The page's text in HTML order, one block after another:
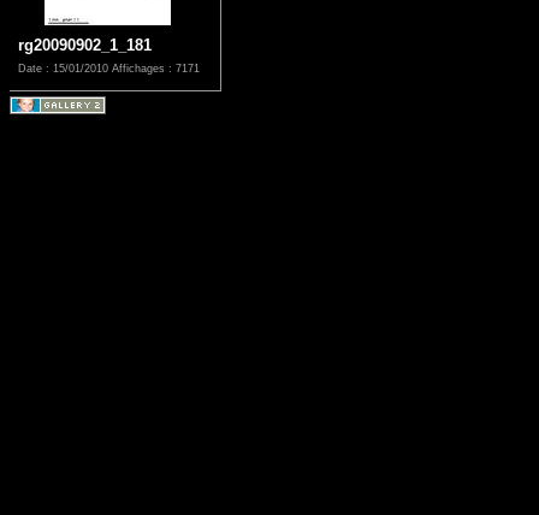
rg20090902_1_181
Date : 15/01/2010 Affichages : 7171